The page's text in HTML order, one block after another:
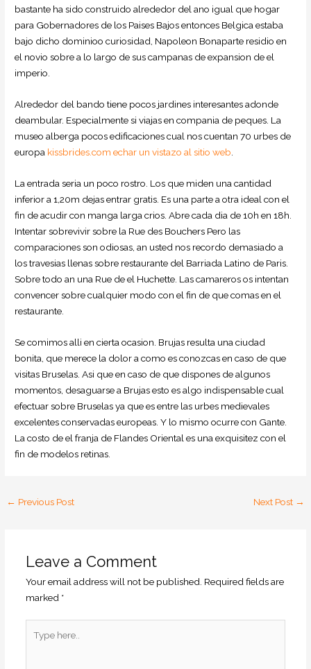
bastante ha sido construido alrededor del ano igual que hogar
para Gobernadores de los Paises Bajos entonces Belgica estaba
bajo dicho dominioo curiosidad, Napoleon Bonaparte residio en
el novio sobre a lo largo de sus campanas de expansion de el
imperio.
Alrededor del bando tiene pocos jardines interesantes adonde
deambular. Especialmente si viajas en compania de peques. La
museo alberga pocos edificaciones cual nos cuentan 70 urbes de
europa kissbrides.com echar un vistazo al sitio web
La entrada seri­a un poco rostro. Los que miden una cantidad
inferior a 1,20m dejas entrar gratis. Es una parte a otra ideal con el
fin de acudir con manga larga crios. Abre cada dia de 10h en 18h.
Intentar sobrevivir sobre la Rue des Bouchers Pero las
comparaciones son odiosas, an usted nos recordo demasiado a
los travesi­as llenas sobre restaurante del Barriada Latino de Paris.
Sobre todo an una Rue de el Huchette. Las camareros os intentan
convencer sobre cualquier modo con el fin de que comas en el
restaurante.
Se comimos alli en cierta ocasion. Brujas resulta una ciudad
bonita, que merece la dolor a como es conozcas en caso de que
visitas Bruselas. Asi que en caso de que dispones de algunos
momentos, desaguarse a Brujas esto es algo indispensable cual
efectuar sobre Bruselas ya que es entre las urbes medievales
excelentes conservadas europeas. Y lo mismo ocurre con Gante.
La costo de el franja de Flandes Oriental es una exquisitez con el
fin de modelos retinas.
← Previous Post Next Post →
Leave a Comment
Your email address will not be published. Required fields are
marked *
here..